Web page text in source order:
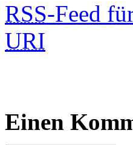
RSS-Feed
URI
Einen